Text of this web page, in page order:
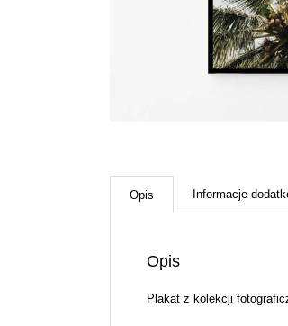
Opis Informacje
Opis
Plakat z kolekcji